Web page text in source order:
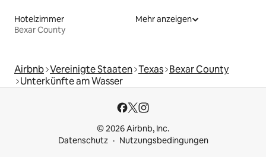
Hotelzimmer
Bexar County
Mehr anzeigen
Airbnb Vereinigte Staaten Texas Bexar County
Unterkünfte am Wasser
© 2026 Airbnb, Inc.
Datenschutz
Nutzungsbedingungen